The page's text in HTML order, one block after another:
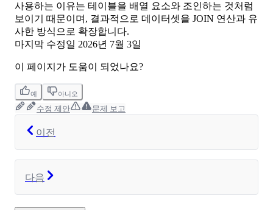
사용하는 이유는 테이블을 배열 요소와 조인하는 것처럼
보이기 때문이며, 결과적으로 데이터셋을 JOIN 연산과 유
사한 방식으로 확장합니다.
마지막 수정일 2026년 7월 3일
이 페이지가 도움이 되었나요?
예 아니오
수정 제안 문제 보고
이전
다음